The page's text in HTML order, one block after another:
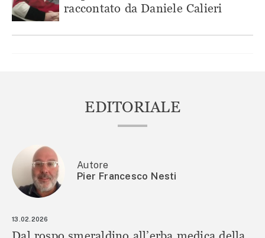
raccontato da Daniele Calieri
EDITORIALE
Autore
Pier Francesco Nesti
13.02.2026
Dal rospo smeraldino all’erba medica della